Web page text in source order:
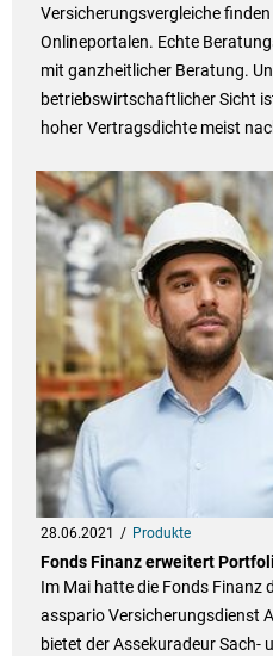
Versicherungsvergleiche
Onlineportalen. Echte
mit ganzheitlicher Beratung.
betriebswirtschaftlicher Sicht
hoher Vertragsdichte meist
28.06.2021 Produkte
Fonds Finanz erweitert
Im Mai hatte die Fonds Finanz
asspario Versicherungsdienst
bietet der Assekuradeur Sach-